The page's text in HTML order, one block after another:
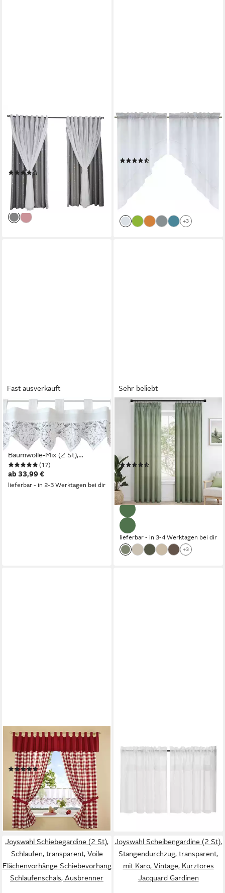
ROSNEK
Gardine Sterne Fenster
Vorhang, Bogen Garn Tüll,
Doppellagig,Hollow-Out, Home
(2 St), Ösen, Schalldicht
53,99 € UVP
-41%
lieferbar in 2 Wochen
DELIEN
(30)
lieferbar - in 5-6 Werktagen bei dir
+3
Fast ausverkauft
MATCHES21 HOME & HOBBY
Gardine Landhaus-Stil
Häkelspitze 150 x 30 cm
Baumwolle-Mix (2 St),
Schlaufen, Kurz-Gardinen als
blickdichter Wohnzimmer
Vorhang Küchen-Gardine
(17)
ab 33,99 €
lieferbar - in 2-3 Werktagen bei dir
Sehr beliebt
TOPFINEL
Gardine Leinenoptik vorhänge
mit kräuselband
halbtransparent wohnzimmer
(2 St), Kräuselband,
halbtransparent, modern boho
Salbeigrün 140x160cm
kinderzimmer Schlafzimmer
Esszimmer
(36)
ab 31,99 € UVP99,99 €
(16,00 €/ 1 Stk)
-68%
lieferbar - in 3-4 Werktagen bei dir
+3
STICKEREIEN PLAUEN
Kräuselband, blickdicht
(22)
ab 41,99 €
(21,00 €/ 1 Stk)
lieferbar in 3 Wochen
Scheibengardine (2 St),
Joyswahl Schiebegardine (2 St),
Schlaufen, transparent, Voile
Flächenvorhänge Schiebevorhang
Schlaufenschals, Ausbrenner
Joyswahl Scheibengardine (2 St),
Stangendurchzug, transparent,
mit Karo, Vintage, Kurztores
Jacquard Gardinen